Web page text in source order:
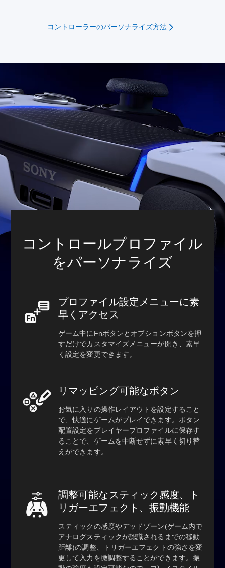
コントローラーのパーソナライズ方法
コントロールプロファイル
をパーソナライズ
プロファイル設定メニューに素
早くアクセス
ゲーム中にFnボタンとオプションボタンを押
すだけでカスタマイズメニューが開き、素早
く設定を変更できます。
リマッピング可能なボタン
お気に入りの操作レイアウトを設定すること
で、快適にゲームがプレイできます。ボタン
配置設定をプレイヤープロファイルに保存す
ることで、ゲームを中断せずに素早く切り替
えができます。
調整可能なスティック感度、ト
リガーエフェクト、振動機能
スティックの感度やデッドゾーン(ゲーム内で
アナログスティックが認識されるまでの移動
距離)の調整、トリガーエフェクトの強さを変
更して入力を微調整することができます。振